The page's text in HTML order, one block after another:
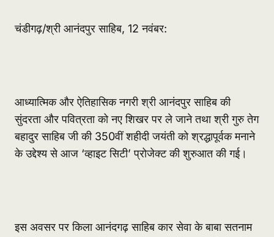
चंडीगढ़/श्री आनंदपुर साहिब, 12 नवंबर:
आध्यात्मिक और ऐतिहासिक नगरी श्री आनंदपुर साहिब की
सुंदरता और पवित्रता को नए शिखर पर ले जाने तथा श्री गुरु तेग
बहादुर साहिब जी की 350वीं शहीदी जयंती को श्रद्धापूर्वक मनाने
के उद्देश्य से आज ‘व्हाइट सिटी’ प्रोजेक्ट की शुरुआत की गई।
इस अवसर पर किला आनंदगढ़ साहिब कार सेवा के बाबा सतनाम